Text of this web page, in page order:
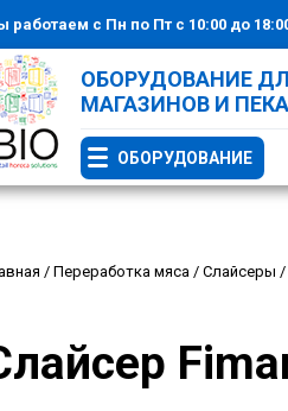
работаем с Пн по Пт с 10:00 до
ОБОРУДОВАНИЕ
МАГАЗИНОВ И
ОБОРУДОВАНИЕ
/ Переработка мяса / Слайсеры /